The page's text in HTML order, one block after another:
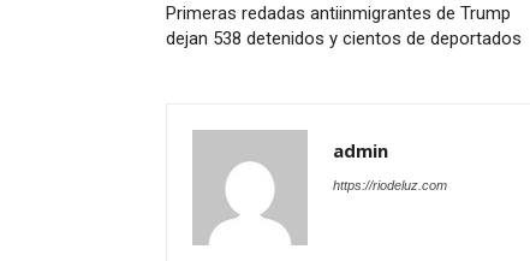
Primeras redadas antiinmigrantes de Trump
dejan 538 detenidos y cientos de deportados
admin
https://riodeluz.com